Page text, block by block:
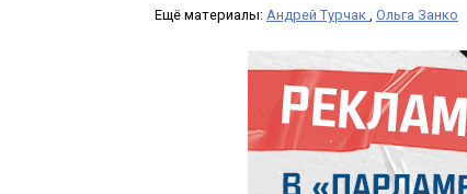
Ещё материалы: Андрей Турчак , Ольга Занко